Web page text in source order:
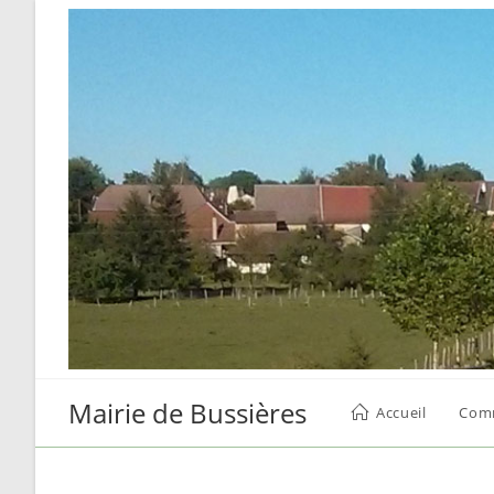
Mairie de Bussières Accueil